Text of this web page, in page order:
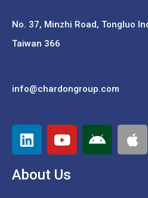
No. 37, Minzhi Road, Tongluo
Taiwan 366
info@chardongroup.com
About Us